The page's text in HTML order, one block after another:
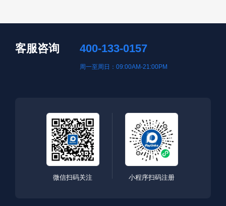
客服咨询 400-133-0157
周一至周日：09:00AM-21:00PM
微信扫码关注 小程序扫码注册